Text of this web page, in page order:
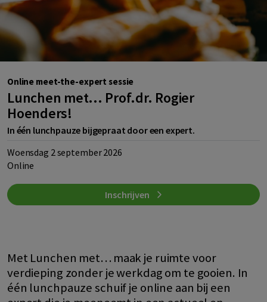
Online meet-the-expert sessie
Lunchen met... Prof.dr. Rogier
Hoenders!
In één lunchpauze bijgepraat door een expert.
Woensdag 2 september 2026
Online
Inschrijven
Met Lunchen met… maak je ruimte voor
verdieping zonder je werkdag om te gooien. In
één lunchpauze schuif je online aan bij een